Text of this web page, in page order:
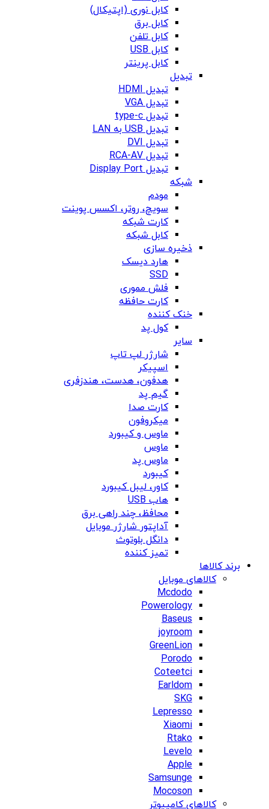
کابل نوری (اپتیکال)
کابل برق
کابل تلفن
کابل USB
کابل پرینتر
تبدیل
تبدیل HDMI
تبدیل VGA
تبدیل type-c
تبدیل USB به LAN
تبدیل DVI
تبدیل RCA-AV
تبدیل Display Port
شبکه
مودم
سویچ، روتر، اکسس پوینت
کارت شبکه
کابل شبکه
ذخیره سازی
هارد دیسک
SSD
فلش مموری
کارت حافظه
خنک کننده
کول پد
سایر
شارژر لپ تاپ
اسپیکر
هدفون، هدست، هندزفری
گیم پد
کارت صدا
میکروفون
ماوس و کیبورد
ماوس
ماوس پد
کیبورد
کاور، لیبل کیبورد
هاب USB
محافظ، چند راهی برق
آداپتور شارژر موبایل
دانگل بلوتوث
تمیز کننده
برند کالاها
کالاهای موبایل
Mcdodo
Powerology
Baseus
joyroom
GreenLion
Porodo
Coteetci
Earldom
SKG
Lepresso
Xiaomi
Rtako
Levelo
Apple
Samsunge
Mocoson
کالاهای کامپیوتر